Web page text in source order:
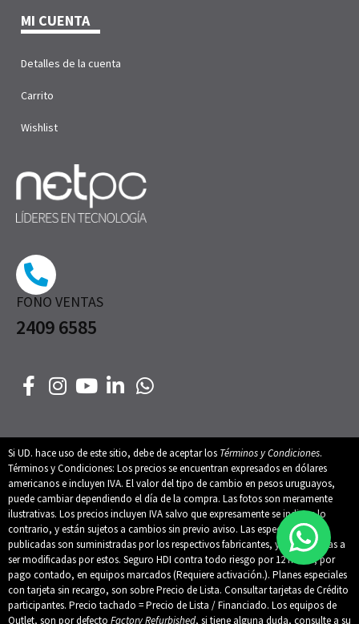
FONO VENTAS
2409 6585
MI CUENTA
Detalles de la cuenta
Carrito
Wishlist
Si UD. hace uso de este sitio, debe de aceptar los Términos y Condiciones.
Términos y Condiciones: Los precios se encuentran expresados en dólares
americanos e incluyen IVA. El valor del tipo de cambio en pesos uruguayos,
puede cambiar dependiendo el día de la compra. Las fotos son meramente
ilustrativas. Los precios incluyen IVA salvo que expresamente se indique lo
contrario, y están sujetos a cambios sin previo aviso. Las especificaciones
publicadas son suministradas por los respectivos fabricantes, y están sujetas a
ser modificadas por estos. Seguro HDI contra todo riesgo por 12 meses, por
pago contado, en equipos marcados (Requiere activación.). Planes especiales
con tarjeta sin recargo, son sobre Precio de Lista. Consultar tarjetas de Crédito
participantes. Precio tachado = Precio de Lista / Financiado. Los equipos de
Outlet, son por defecto Factory Refurbished, si tiene alguna duda, consulte a su